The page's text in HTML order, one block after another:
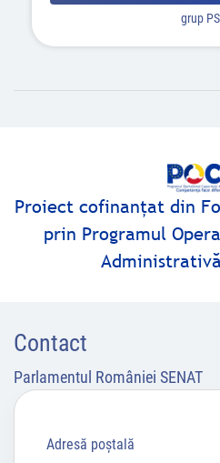
grup
Proiect cofinanţat din
prin Programul
Contact
Parlamentul României SENAT
Adresă poştală